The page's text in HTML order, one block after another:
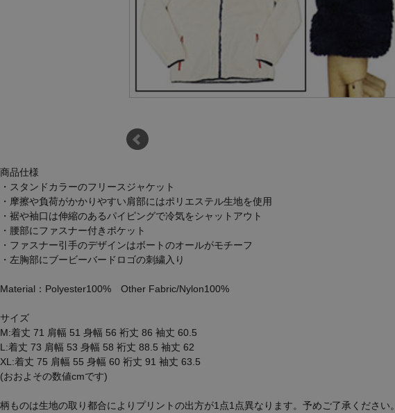
商品仕様
・スタンドカラーのフリースジャケット
・摩擦や負荷がかかりやすい肩部にはポリエステル生地を使用
・裾や袖口は伸縮のあるパイピングで冷気をシャットアウト
・腰部にファスナー付きポケット
・ファスナー引手のデザインはボートのオールがモチーフ
・左胸部にブービーバードロゴの刺繍入り
Material：Polyester100% Other Fabric/Nylon100%
サイズ
M:着丈 71 肩幅 51 身幅 56 裄丈 86 袖丈 60.5
L:着丈 73 肩幅 53 身幅 58 裄丈 88.5 袖丈 62
XL:着丈 75 肩幅 55 身幅 60 裄丈 91 袖丈 63.5
(おおよその数値cmです)
柄ものは生地の取り都合によりプリントの出方が1点1点異なります。予めご了承ください。